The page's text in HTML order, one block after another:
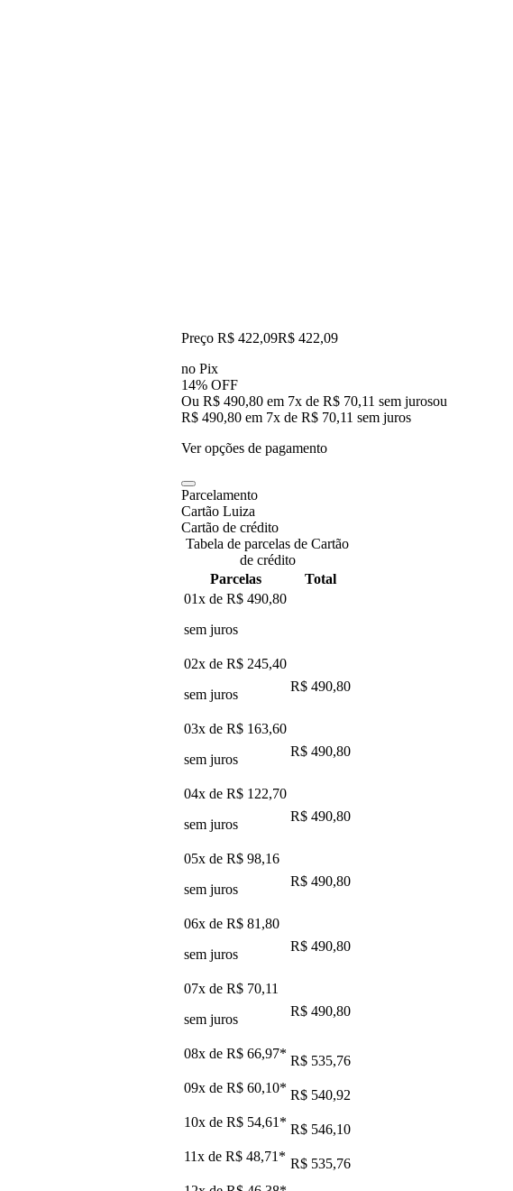
Preço R$ 422,09R$ 422,09
no Pix
14% OFF
Ou R$ 490,80 em 7x de R$ 70,11 sem jurosou
R$ 490,80 em 7x de R$ 70,11 sem juros
Ver opções de pagamento
Parcelamento
Cartão Luiza
Cartão de crédito
Tabela de parcelas de Cartão
de crédito
Parcelas
Total
01x de R$ 490,80
sem juros
02x de R$ 245,40
sem juros
R$ 490,80
03x de R$ 163,60
sem juros
R$ 490,80
04x de R$ 122,70
sem juros
R$ 490,80
05x de R$ 98,16
sem juros
R$ 490,80
06x de R$ 81,80
sem juros
R$ 490,80
07x de R$ 70,11
sem juros
R$ 490,80
08x de R$ 66,97* R$ 535,76
09x de R$ 60,10* R$ 540,92
10x de R$ 54,61 * R$ 546,10
11x de R$ 48,71 * R$ 535,76